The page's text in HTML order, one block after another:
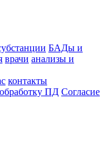
БАДы и
врачи анализы и
контакты
ПД Согласие